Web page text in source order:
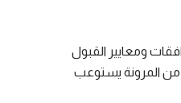
ومعايير القبول
المرونة يستوعب